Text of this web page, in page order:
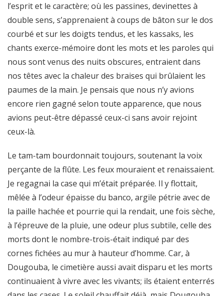
l’esprit et le caractère; où les passines, devinettes à
double sens, s’apprenaient à coups de bâton sur le dos
courbé et sur les doigts tendus, et les kassaks, les
chants exerce-mémoire dont les mots et les paroles qui
nous sont venus des nuits obscures, entraient dans
nos têtes avec la chaleur des braises qui brûlaient les
paumes de la main. Je pensais que nous n’y avions
encore rien gagné selon toute apparence, que nous
avions peut-être dépassé ceux-ci sans avoir rejoint
ceux-là.
Le tam-tam bourdonnait toujours, soutenant la voix
perçante de la flûte. Les feux mouraient et renaissaient.
Je regagnai la case qui m’était préparée. Il y flottait,
mêlée à l’odeur épaisse du banco, argile pétrie avec de
la paille hachée et pourrie qui la rendait, une fois sèche,
à l’épreuve de la pluie, une odeur plus subtile, celle des
morts dont le nombre-trois-était indiqué par des
cornes fichées au mur à hauteur d’homme. Car, à
Dougouba, le cimetière aussi avait disparu et les morts
continuaient à vivre avec les vivants; ils étaient enterrés